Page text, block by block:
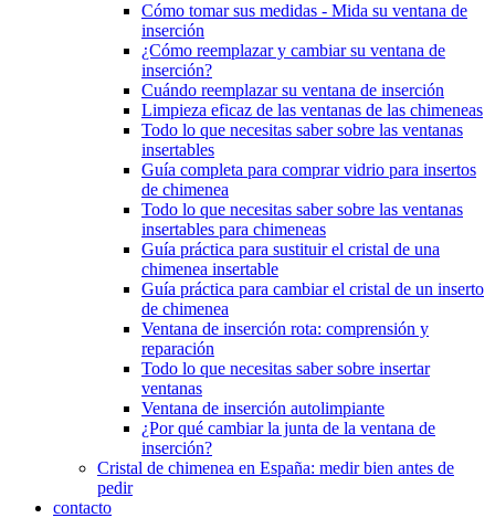
Cómo tomar sus medidas - Mida su ventana de
inserción
¿Cómo reemplazar y cambiar su ventana de
inserción?
Cuándo reemplazar su ventana de inserción
Limpieza eficaz de las ventanas de las chimeneas
Todo lo que necesitas saber sobre las ventanas
insertables
Guía completa para comprar vidrio para insertos
de chimenea
Todo lo que necesitas saber sobre las ventanas
insertables para chimeneas
Guía práctica para sustituir el cristal de una
chimenea insertable
Guía práctica para cambiar el cristal de un inserto
de chimenea
Ventana de inserción rota: comprensión y
reparación
Todo lo que necesitas saber sobre insertar
ventanas
Ventana de inserción autolimpiante
¿Por qué cambiar la junta de la ventana de
inserción?
Cristal de chimenea en España: medir bien antes de
pedir
contacto